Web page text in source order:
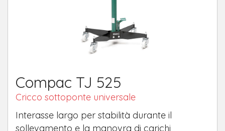
Compac TJ 525
Cricco sottoponte universale
Interasse largo per stabilità durante il
sollevamento e la manovra di carichi